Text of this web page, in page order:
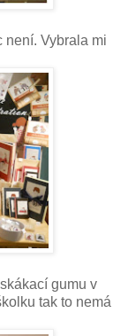
není. Vybrala mi
gumu v
tak to nemá